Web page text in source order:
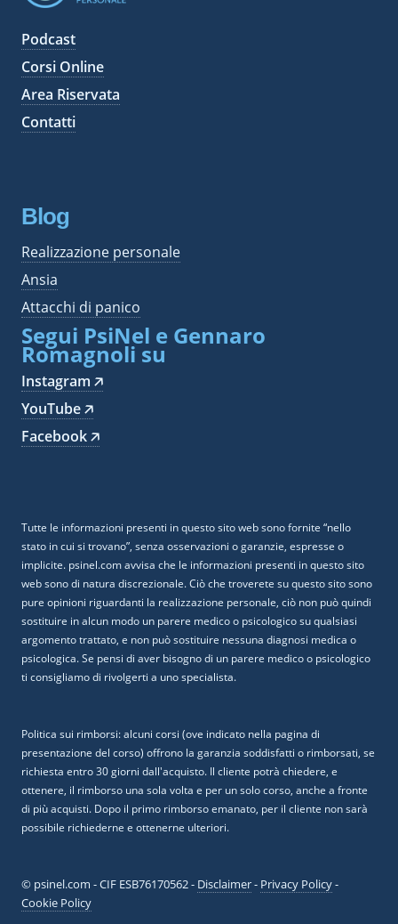
Podcast
Corsi Online
Area Riservata
Contatti
Blog
Realizzazione personale
Ansia
Attacchi di panico
Segui PsiNel e Gennaro
Romagnoli su
Instagram 🡥
YouTube 🡥
Facebook 🡥
Tutte le informazioni presenti in questo sito web sono fornite “nello
stato in cui si trovano”, senza osservazioni o garanzie, espresse o
implicite. psinel.com avvisa che le informazioni presenti in questo sito
web sono di natura discrezionale. Ciò che troverete su questo sito sono
pure opinioni riguardanti la realizzazione personale, ciò non può quindi
sostituire in alcun modo un parere medico o psicologico su qualsiasi
argomento trattato, e non può sostituire nessuna diagnosi medica o
psicologica. Se pensi di aver bisogno di un parere medico o psicologico
ti consigliamo di rivolgerti a uno specialista.
Politica sui rimborsi: alcuni corsi (ove indicato nella pagina di
presentazione del corso) offrono la garanzia soddisfatti o rimborsati, se
richiesta entro 30 giorni dall'acquisto. Il cliente potrà chiedere, e
ottenere, il rimborso una sola volta e per un solo corso, anche a fronte
di più acquisti. Dopo il primo rimborso emanato, per il cliente non sarà
possibile richiederne e ottenerne ulteriori.
© psinel.com - CIF ESB76170562 - Disclaimer- Privacy Policy-
Cookie Policy